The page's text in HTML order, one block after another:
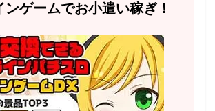
ンゲームでお小遣い稼ぎ！